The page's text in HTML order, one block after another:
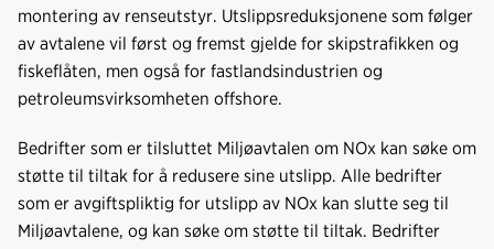
montering av renseutstyr. Utslippsreduksjonene som følger
av avtalene vil først og fremst gjelde for skipstrafikken og
fiskeflåten, men også for fastlandsindustrien og
petroleumsvirksomheten offshore.
Bedrifter som er tilsluttet Miljøavtalen om NOx kan søke om
støtte til tiltak for å redusere sine utslipp. Alle bedrifter
som er avgiftspliktig for utslipp av NOx kan slutte seg til
Miljøavtalene, og kan søke om støtte til tiltak. Bedrifter